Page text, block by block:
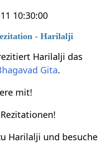
10:30:00
- Harilalji
Harilalji das
Gita.
mit!
Harilalji und besuche